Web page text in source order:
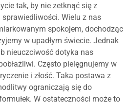
tak, by nie zetknąć się z
Wielu z nas
spokojem, dochodząc
w upadłym świecie. Jednak
nieuczciwość dotyka nas
Często pielęgnujemy w
i złość. Taka postawa z
ograniczają się do
W ostateczności może to